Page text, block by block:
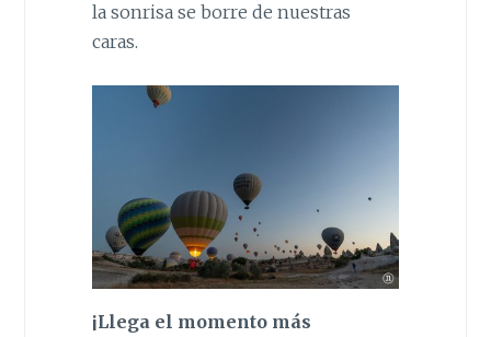
la sonrisa se borre de nuestras
caras.
¡Llega el momento más